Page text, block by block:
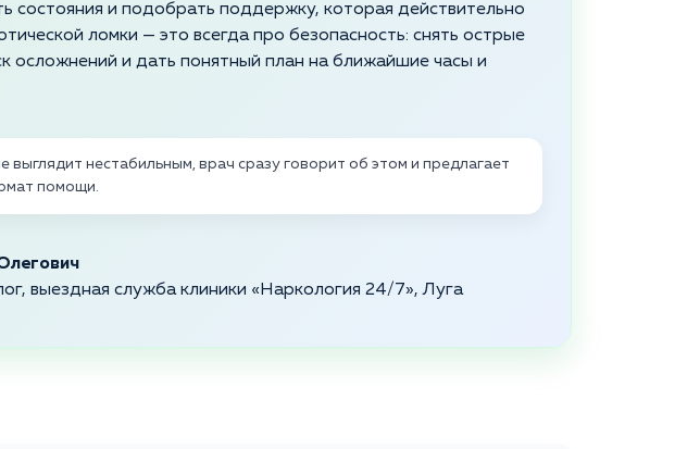
состояния и подобрать поддержку, которая действительно
ломки — это всегда про безопасность: снять острые
осложнений и дать понятный план на ближайшие часы и
выглядит нестабильным, врач сразу говорит об этом и предлагает
помощи.
выездная служба клиники «Наркология 24/7», Луга